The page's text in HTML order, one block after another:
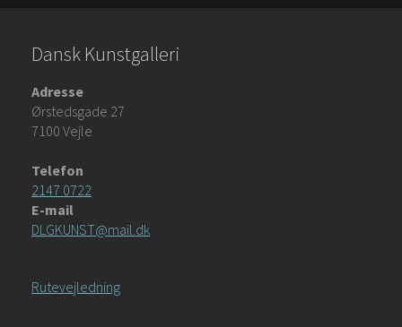
Dansk Kunstgalleri
Adresse
Ørstedsgade 27
7100 Vejle
Telefon
2147 0722
E-mail
DLGKUNST@mail.dk
Rutevejledning